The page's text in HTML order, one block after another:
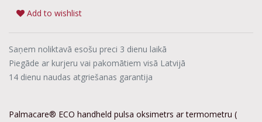
Add to wishlist
Saņem noliktavā esošu preci 3 dienu laikā
Piegāde ar kurjeru vai pakomātiem visā Latvijā
14 dienu naudas atgriešanas garantija
Palmacare® ECO handheld pulsa oksimetrs ar termometru (